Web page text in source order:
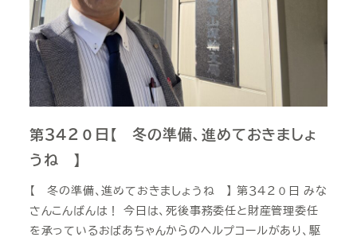
第３４２０日【 冬の準備、進めておきましょ
うね 】
【 冬の準備、進めておきましょうね 】 第３４２０日 みな
さんこんばんは！ 今日は、死後事務委任と財産管理委任
を承っているおばあちゃんからのヘルプコールがあり、駆